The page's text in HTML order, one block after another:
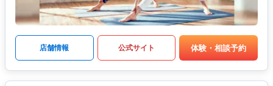
店舗情報 公式サイト 体験・相談予約